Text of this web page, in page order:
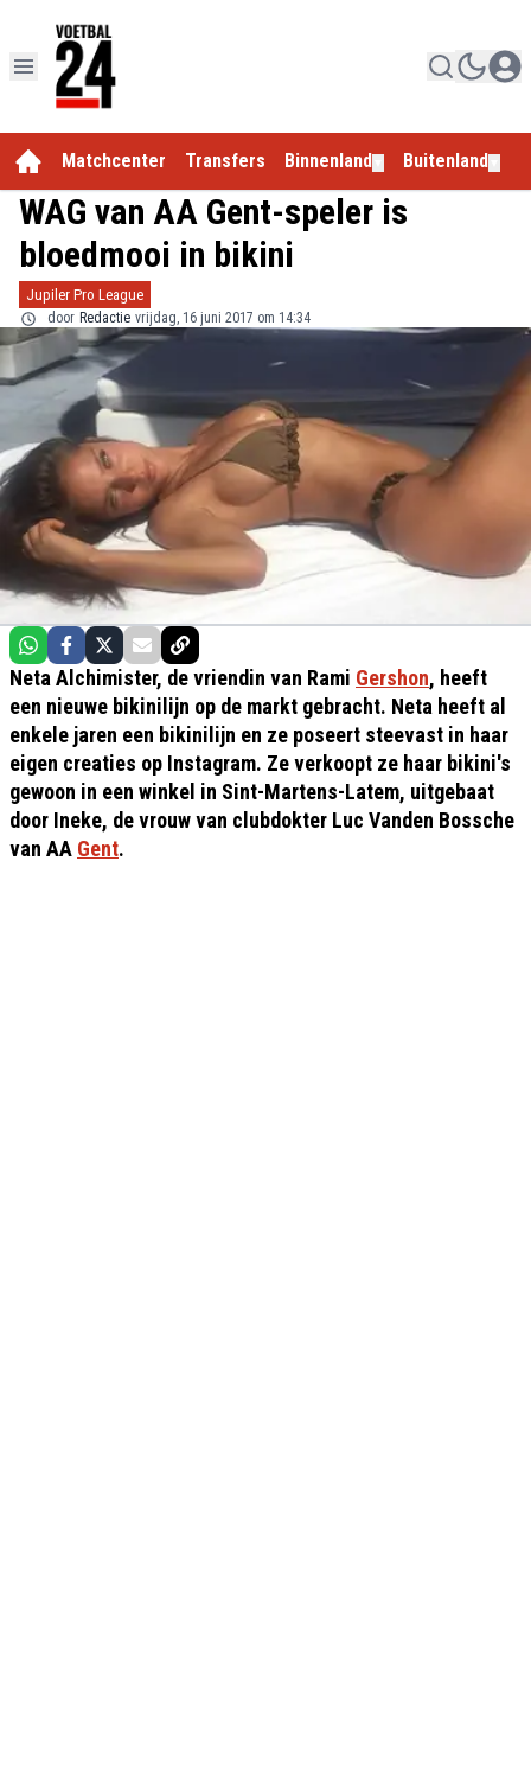
Matchcenter Transfers Binnenland Buitenland
WAG van AA Gent-speler is
bloedmooi in bikini
Jupiler Pro League
door Redactie vrijdag, 16 juni 2017 om 14:34
Neta Alchimister, de vriendin van Rami Gershon, heeft
een nieuwe bikinilijn op de markt gebracht. Neta heeft al
enkele jaren een bikinilijn en ze poseert steevast in haar
eigen creaties op Instagram. Ze verkoopt ze haar bikini's
gewoon in een winkel in Sint-Martens-Latem, uitgebaat
door Ineke, de vrouw van clubdokter Luc Vanden Bossche
van AA Gent.